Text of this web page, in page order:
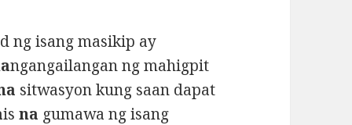
ng isang masikip ay
ngangailangan ng mahigpit
sitwasyon kung saan dapat
isna gumawa ng isang